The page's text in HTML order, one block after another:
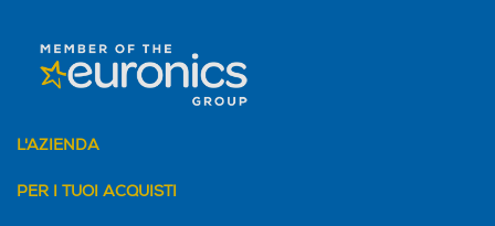
L'AZIENDA
PER I TUOI ACQUISTI